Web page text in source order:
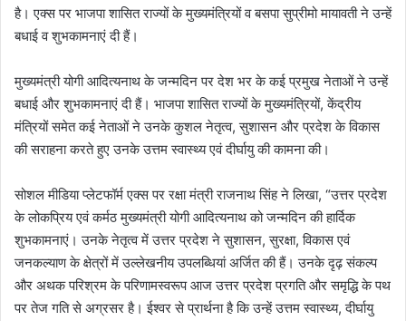
है। एक्स पर भाजपा शासित राज्यों के मुख्यमंत्रियों व बसपा सुप्रीमो मायावती ने उन्हें
बधाई व शुभकामनाएं दी हैं।
मुख्यमंत्री योगी आदित्यनाथ के जन्मदिन पर देश भर के कई प्रमुख नेताओं ने उन्हें
बधाई और शुभकामनाएं दी हैं। भाजपा शासित राज्यों के मुख्यमंत्रियों, केंद्रीय
मंत्रियों समेत कई नेताओं ने उनके कुशल नेतृत्व, सुशासन और प्रदेश के विकास
की सराहना करते हुए उनके उत्तम स्वास्थ्य एवं दीर्घायु की कामना की।
सोशल मीडिया प्लेटफॉर्म एक्स पर रक्षा मंत्री राजनाथ सिंह ने लिखा, “उत्तर प्रदेश
के लोकप्रिय एवं कर्मठ मुख्यमंत्री योगी आदित्यनाथ को जन्मदिन की हार्दिक
शुभकामनाएं। उनके नेतृत्व में उत्तर प्रदेश ने सुशासन, सुरक्षा, विकास एवं
जनकल्याण के क्षेत्रों में उल्लेखनीय उपलब्धियां अर्जित की हैं। उनके दृढ़ संकल्प
और अथक परिश्रम के परिणामस्वरूप आज उत्तर प्रदेश प्रगति और समृद्धि के पथ
पर तेज गति से अग्रसर है। ईश्वर से प्रार्थना है कि उन्हें उत्तम स्वास्थ्य, दीर्घायु